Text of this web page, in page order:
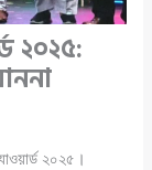
২০২৫:
২০২৫।